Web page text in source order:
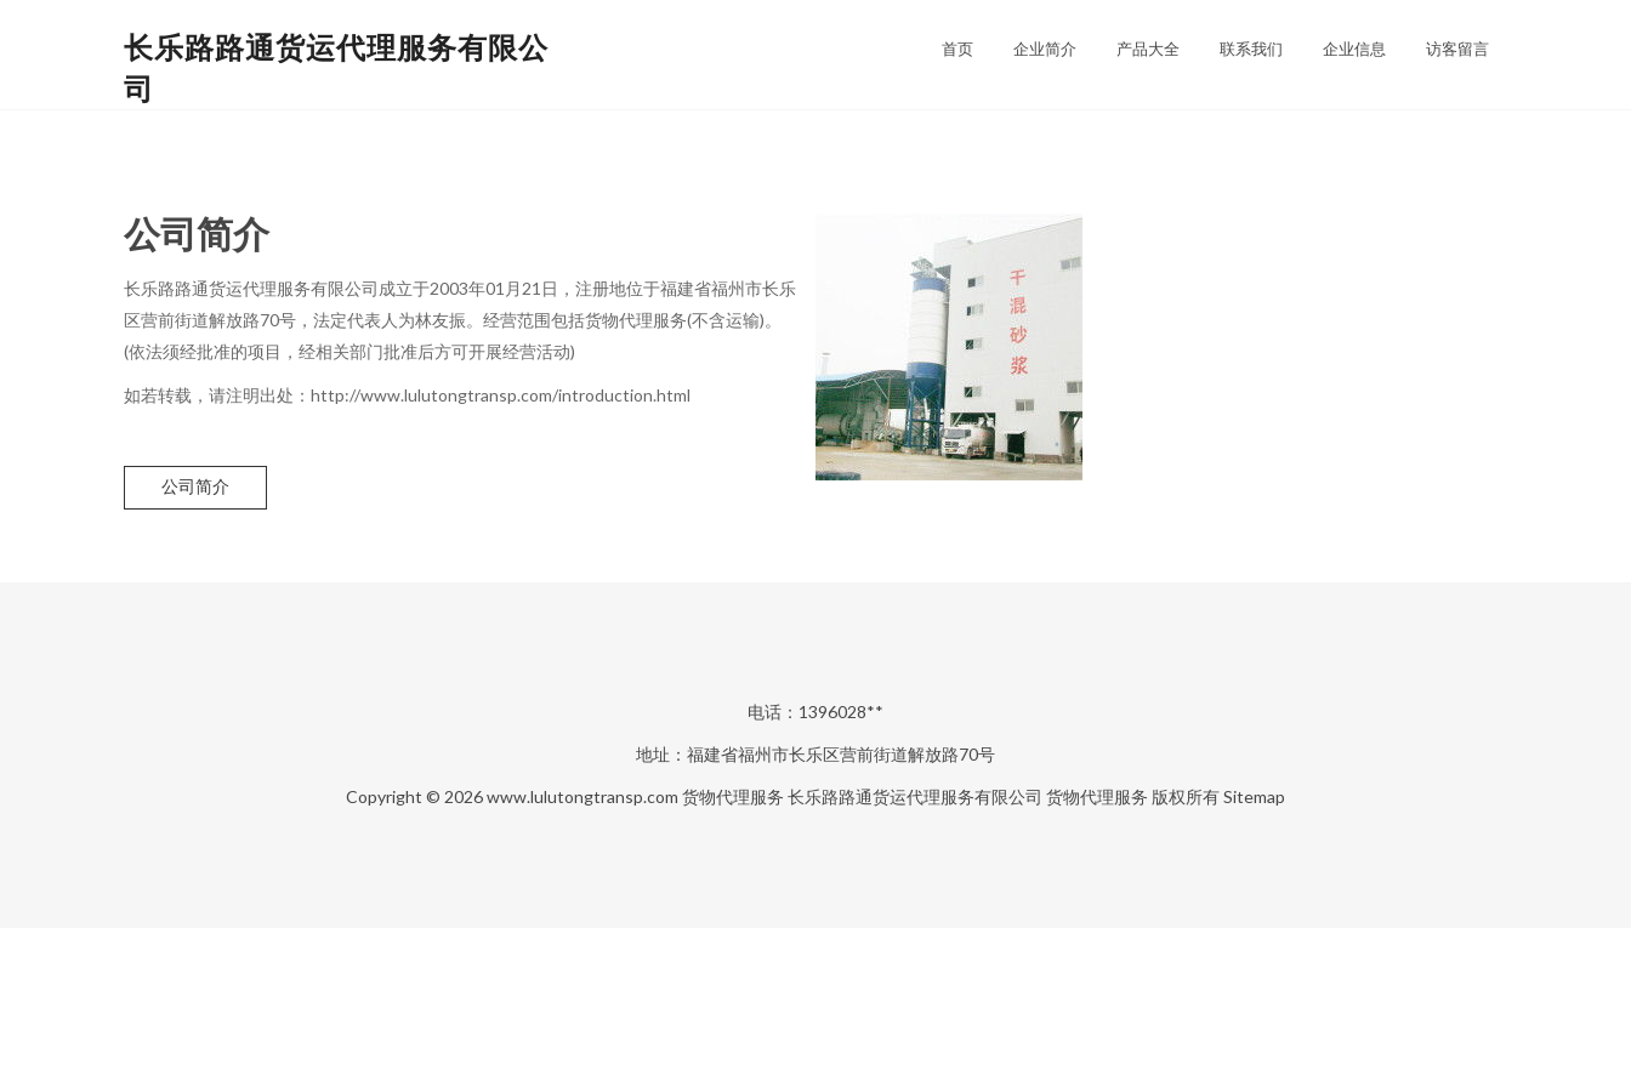
长乐路路通货运代理服务有限公
司
首页 企业简介 产品大全 联系我们 企业信息 访客留言
公司简介
长乐路路通货运代理服务有限公司成立于2003年01月21日，注册地位于福建省福州市长乐
区营前街道解放路70号，法定代表人为林友振。经营范围包括货物代理服务(不含运输)。
(依法须经批准的项目，经相关部门批准后方可开展经营活动)
如若转载，请注明出处：http://www.lulutongtransp.com/introduction.html
公司简介
电话：1396028**
地址：福建省福州市长乐区营前街道解放路70号
Copyright © 2026www.lulutongtransp.com 货物代理服务 长乐路路通货运代理服务有限公司 货物代理服务 版权所有Sitemap